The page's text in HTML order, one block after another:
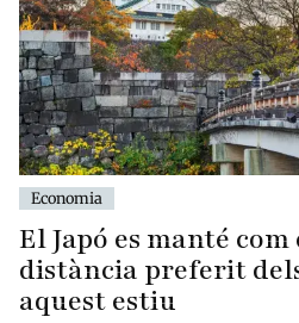
Economia
El Japó es manté
distància preferit
aquest estiu